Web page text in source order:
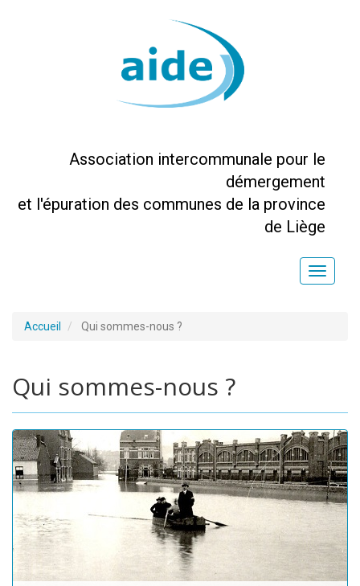
Association intercommunale pour le
démergement
et l'épuration des communes de la province
de Liège
Toggle
Accueil Qui sommes-nous ?
Qui sommes-nous ?